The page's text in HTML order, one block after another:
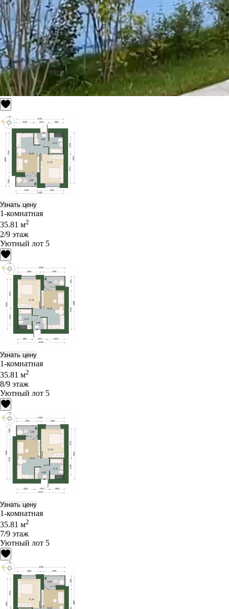
Узнать цену
1-комнатная
35.81 м2
2/9 этаж
Уютный лот 5
Узнать цену
1-комнатная
35.81 м2
8/9 этаж
Уютный лот 5
Узнать цену
1-комнатная
35.81 м2
7/9 этаж
Уютный лот 5